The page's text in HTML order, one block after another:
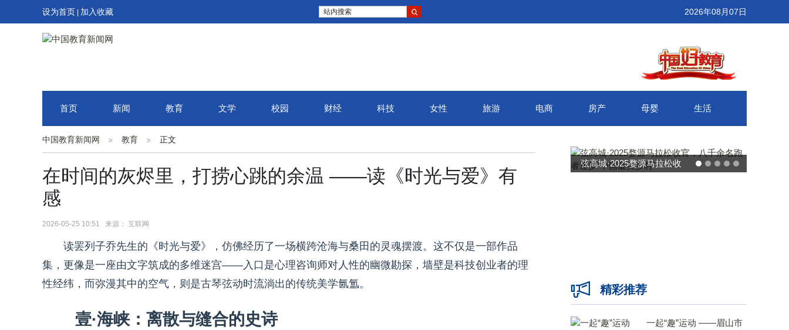
设为首页 加入收藏 站内搜索 2026年08月07日
首页 新闻 教育 文学 校园 财经 科技 女性 旅游 电商 房产 母婴 生活
中国教育新闻网 教育 正文
在时间的灰烬里，打捞心跳的余温 ——读《时光与爱》有
感
2026-05-25 10:51 来源： 互联网
读罢列子乔先生的《时光与爱》，仿佛经历了一场横跨沧海与桑田的灵魂摆渡。这不仅是一部作品
集，更像是一座由文字筑成的多维迷宫——入口是心理咨询师对人性的幽微勘探，墙壁是科技创业者的理
性经纬，而弥漫其中的空气，则是古琴弦动时流淌出的传统美学氤氲。
壹·海峡：离散与缝合的史诗
弦高城·2025婺源马拉松收
精彩推荐
一起“趣”运动 ——眉山市